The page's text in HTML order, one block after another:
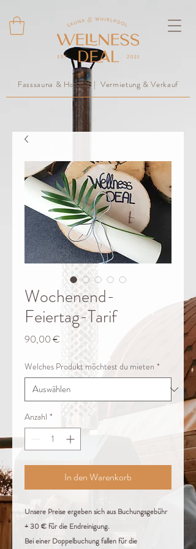
Fasssauna & Hot Tub | Vermietung & Verkauf
Wochenend-
Feiertag-Tarif
90,00 €
Welches Produkt möchtest du mieten *
Anzahl *
In den Warenkorb
Unsere Preise ergeben sich aus Buchungsgebühr
+ 30 € für die Endreinigung.
Bei einer Doppelbuchung fallen für die